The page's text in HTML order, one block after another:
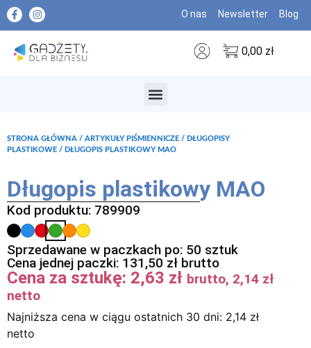
O nas Newsletter Blog
0,00 zł
STRONA GŁÓWNA / ARTYKUŁY PIŚMIENNICZE / DŁUGOPISY
PLASTIKOWE / DŁUGOPIS PLASTIKOWY MAO
Długopis plastikowy MAO
Kod produktu: 789909
Sprzedawane w paczkach po: 50 sztuk
Cena jednej paczki: 131,50 zł brutto
Cena za sztukę: 2,63 zł brutto, 2,14 zł
netto
Najniższa cena w ciągu ostatnich 30 dni: 2,14 zł
netto